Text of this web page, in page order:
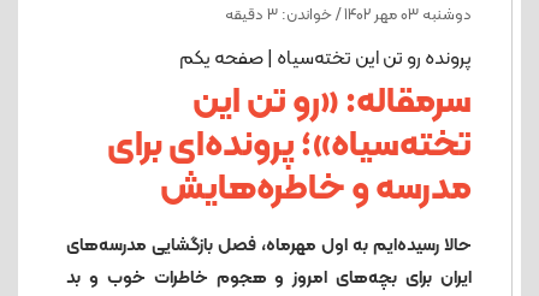
دوشنبه 03 مهر 1402 / خواندن: 3 دقیقه
پرونده رو تن این تخته‌سیاه | صفحه یکم
سرمقاله: «رو تن این
تخته‌سیاه»؛ پرونده‌ای برای
مدرسه و خاطره‌هایش
حالا رسیده‌ایم به اول مهرماه، فصل بازگشایی مدرسه‌های
ایران برای بچه‌های امروز و هجوم خاطرات خوب و بد